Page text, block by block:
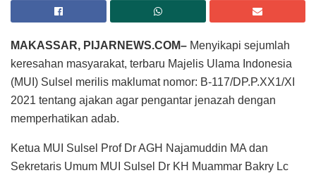
MAKASSAR, PIJARNEWS.COM– Menyikapi sejumlah
keresahan masyarakat, terbaru Majelis Ulama Indonesia
(MUI) Sulsel merilis maklumat nomor: B-117/DP.P.XX1/XI
2021 tentang ajakan agar pengantar jenazah dengan
memperhatikan adab.
Ketua MUI Sulsel Prof Dr AGH Najamuddin MA dan
Sekretaris Umum MUI Sulsel Dr KH Muammar Bakry Lc